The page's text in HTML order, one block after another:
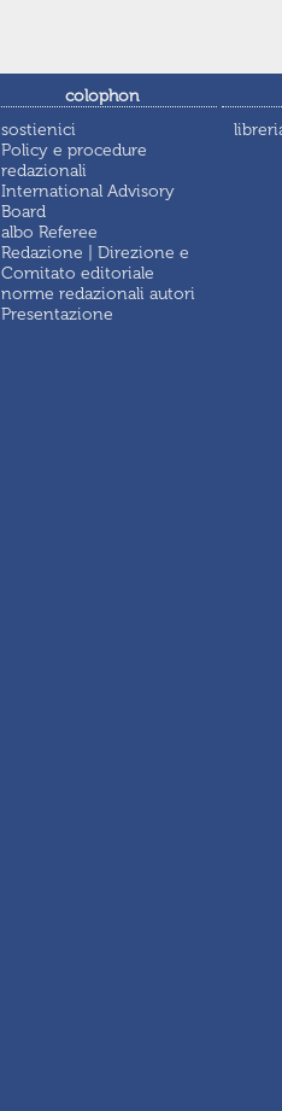
colophon
sostienici
Policy e procedure
redazionali
International Advisory
Board
albo Referee
Redazione | Direzione e
Comitato editoriale
norme redazionali autori
Presentazione